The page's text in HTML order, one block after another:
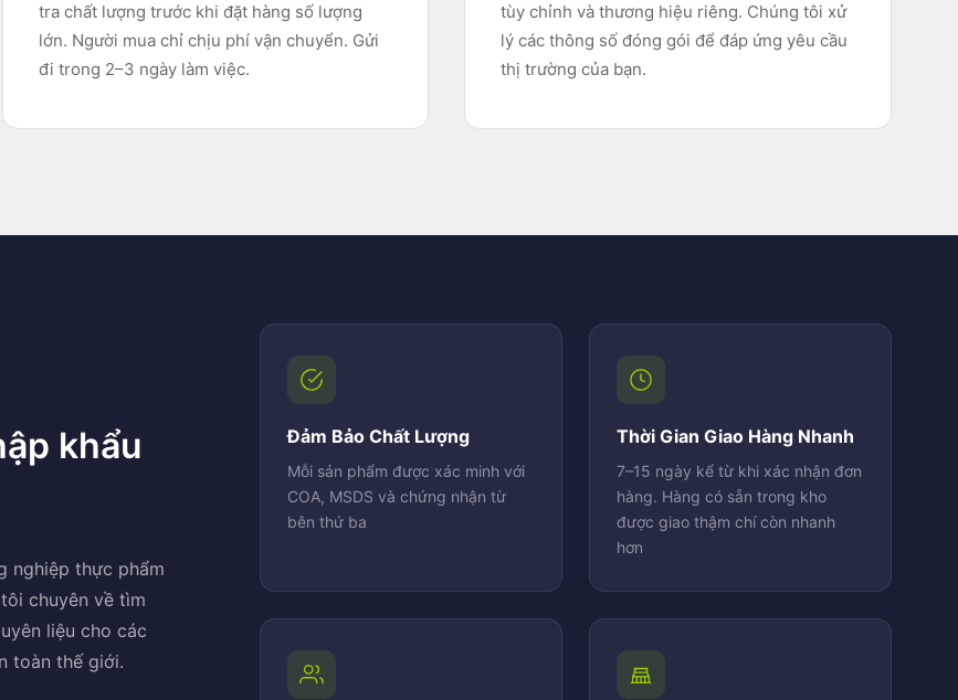
tra chất lượng trước khi đặt hàng số lượng
lớn. Người mua chỉ chịu phí vận chuyển. Gửi
đi trong 2–3 ngày làm việc.
tùy chỉnh và thương hiệu riêng. Chúng tôi xử
lý các thông số đóng gói để đáp ứng yêu cầu
thị trường của bạn.
khẩu
nghiệp thực phẩm
chuyên về tìm
liệu cho các
toàn thế giới.
Đảm Bảo Chất Lượng
Mỗi sản phẩm được xác minh với
COA, MSDS và chứng nhận từ
bên thứ ba
Thời Gian Giao Hàng Nhanh
7–15 ngày kể từ khi xác nhận đơn
hàng. Hàng có sẵn trong kho
được giao thậm chí còn nhanh
hơn